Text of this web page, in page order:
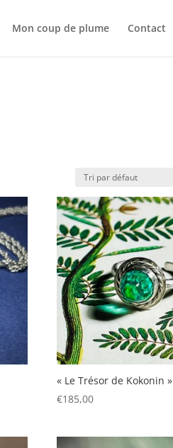
Mon coup de plume Contact
« Le Trésor de Kokonin »
€185,00